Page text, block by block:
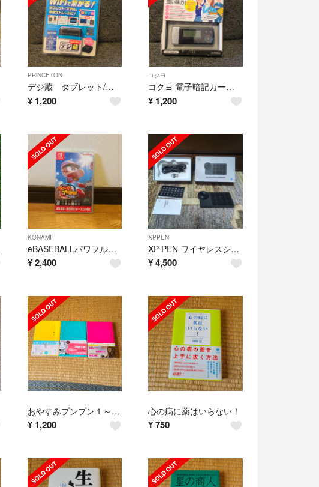
PRiNCETON
デジ蔵 タブレット/スマホの外部ストレージにWiFiで繋がる！
¥ 1,200
コクヨ
コクヨ 電子暗記カード メモリボ NS-DA1D
¥ 1,200
KONAMI
eBASEBALLパワフルプロ野球2022
¥ 2,400
XPPEN
XP-PEN ワイヤレスショートカットリモートキー ACK05
¥4,500
おやすみプンプン１～３巻
¥ 1,200
心の病に薬はいらない！
¥750